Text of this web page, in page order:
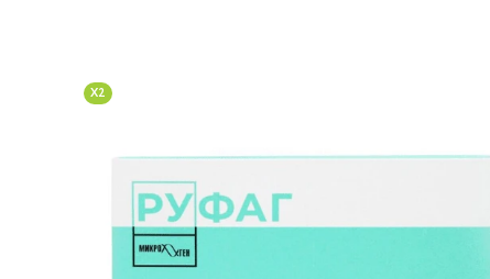
X2